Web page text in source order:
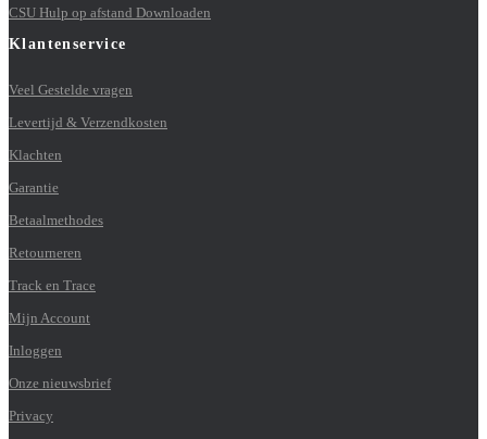
CSU Hulp op afstand Downloaden
Klantenservice
Veel Gestelde vragen
Levertijd & Verzendkosten
Klachten
Garantie
Betaalmethodes
Retourneren
Track en Trace
Mijn Account
Inloggen
Onze nieuwsbrief
Privacy